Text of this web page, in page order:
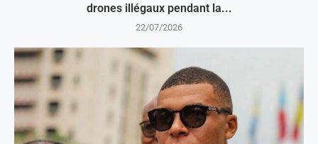
drones illégaux pendant la...
22/07/2026